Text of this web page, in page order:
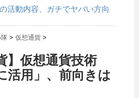
活動内容、ガチでヤバい方向
> 仮想通貨 >
】仮想通貨技術
活用」、前向きは